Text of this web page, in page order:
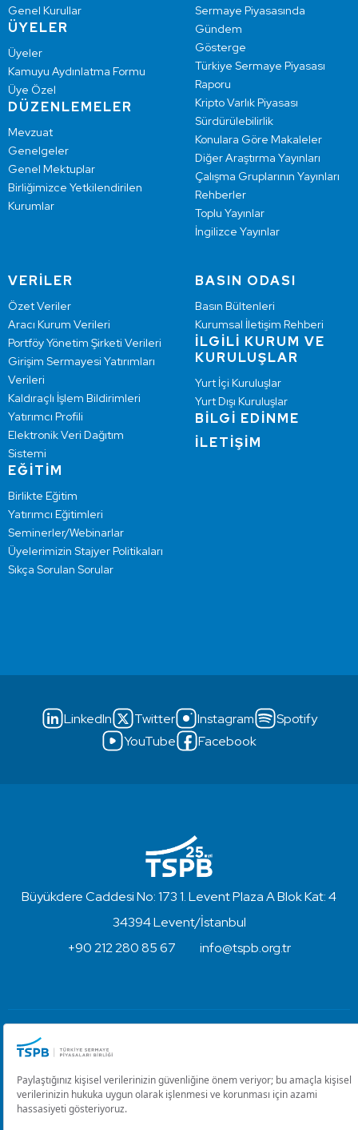
Genel Kurullar
ÜYELER
Üyeler
Kamuyu Aydınlatma Formu
Üye Özel
DÜZENLEMELER
Mevzuat
Genelgeler
Genel Mektuplar
Birliğimizce Yetkilendirilen
Kurumlar
Sermaye Piyasasında
Gündem
Gösterge
Türkiye Sermaye Piyasası
Raporu
Kripto Varlık Piyasası
Sürdürülebilirlik
Konulara Göre Makaleler
Diğer Araştırma Yayınları
Çalışma Gruplarının Yayınları
Rehberler
Toplu Yayınlar
İngilizce Yayınlar
VERİLER
Özet Veriler
Aracı Kurum Verileri
Portföy Yönetim Şirketi Verileri
Girişim Sermayesi Yatırımları
Verileri
Kaldıraçlı İşlem Bildirimleri
Yatırımcı Profili
Elektronik Veri Dağıtım
Sistemi
EĞİTİM
Birlikte Eğitim
Yatırımcı Eğitimleri
Seminerler/Webinarlar
Üyelerimizin Stajyer Politikaları
Sıkça Sorulan Sorular
BASIN ODASI
Basın Bültenleri
Kurumsal İletişim Rehberi
İLGİLİ KURUM VE
KURULUŞLAR
Yurt İçi Kuruluşlar
Yurt Dışı Kuruluşlar
BİLGİ EDİNME
İLETİŞİM
LinkedIn Twitter Instagram
Spotify
YouTube
Facebook
Büyükdere Caddesi No: 173 1. Levent Plaza A Blok Kat: 4
34394 Levent/İstanbul
+90 212 280 85 67
info@tspb.org.tr
Kullanım Koşulları ve Gizlilik
Çerez Ayarlarını Düzenle